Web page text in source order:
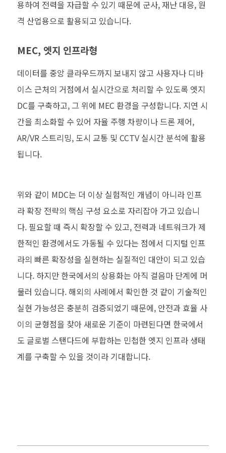
용하여 전력을 자급할 수 있기 때문에 군사, 재난 대응, 원
격 산업용으로 활용되고 있습니다.
MEC, 엣지 인프라형
데이터를 중앙 클라우드까지 보내지 않고 사용자나 디바
이스 근처의 거점에서 실시간으로 처리할 수 있도록 엣지
DC를 구축하고, 그 위에 MEC 환경을 구성합니다. 지연 시
간을 최소화할 수 있어 자율 주행 차량이나 드론 제어,
AR/VR 스트리밍, 도시 교통 및 CCTV 실시간 분석에 활용
됩니다.
위와 같이 MDC는 더 이상 실험적인 개념이 아니라 인프
라 확장 전략의 핵심 구성 요소로 자리잡아 가고 있습니
다. 필요할 때 즉시 확장할 수 있고, 전력과 네트워크가 제
한적인 환경에서도 가동될 수 있다는 점에서 디지털 인프
라의 빠른 확장성을 실현하는 실질적인 대안이 되고 있습
니다. 하지만 한국에서의 상용화는 아직 걸음마 단계에 머
물러 있습니다. 해외의 사례에서 확인한 것 같이 기술적인
실현 가능성은 충분히 검증되었기 때문에, 안전과 효율 사
이의 균형점을 찾아 새로운 기준이 마련된다면 한국에서
도 글로벌 스탠다드에 부합하는 민첩한 엣지 인프라 생태
계를 구축할 수 있을 것이라 기대합니다.